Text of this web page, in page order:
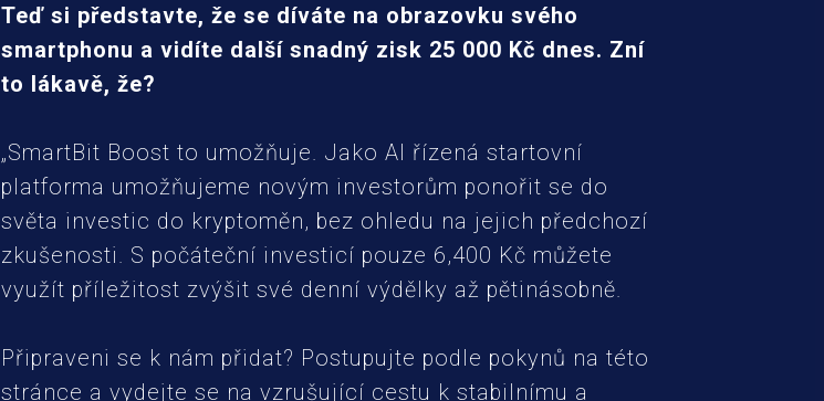
Teď si představte, že se díváte na obrazovku svého
smartphonu a vidíte další snadný zisk 25 000 Kč dnes. Zní
to lákavě, že?
„SmartBit Boost to umožňuje. Jako AI řízená startovní
platforma umožňujeme novým investorům ponořit se do
světa investic do kryptoměn, bez ohledu na jejich předchozí
zkušenosti. S počáteční investicí pouze 6,400 Kč můžete
využít příležitost zvýšit své denní výdělky až pětinásobně.
Připraveni se k nám přidat? Postupujte podle pokynů na této
stránce a vydejte se na vzrušující cestu k stabilnímu a